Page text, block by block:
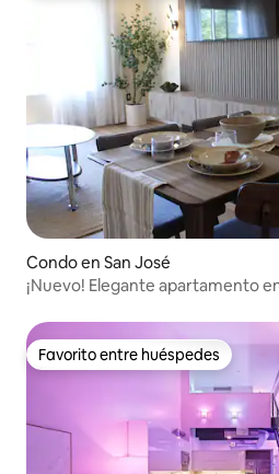
Condo en San José
¡Nuevo! Elegante apartamento
Favorito entre huéspedes
Favorito entre huéspedes